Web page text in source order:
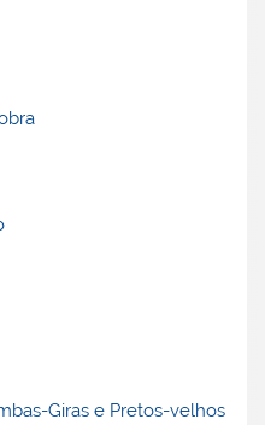
Giras e Pretos-velhos